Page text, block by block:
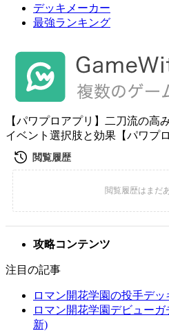
デッキメーカー
最強ランキング
【パワプロアプリ】二刀流の高
イベント選択肢と効果【パワプロ
攻略コンテンツ
注目の記事
ロマン開花学園の投手デ
ロマン開花学園デビュー
新)